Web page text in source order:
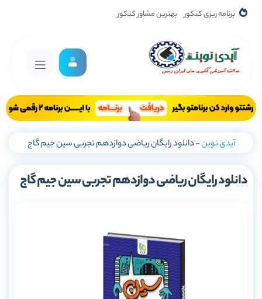
برنامه ریزی کنکور بهترین مشاور کنکور
آیدی نوین-دانلود رایگان ریاضی دوازدهم تجربی سین جیم گاج
دانلود رایگان ریاضی دوازدهم تجربی سین جیم گاج